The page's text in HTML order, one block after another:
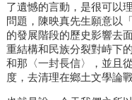
了遺憾的言動，是很可以
問題，陳映真先生願意以
的發展階段的歷史影響去
重結構和民族分裂對峙下
和那〈一封長信〉，並且
度，去清理在鄉土文學論